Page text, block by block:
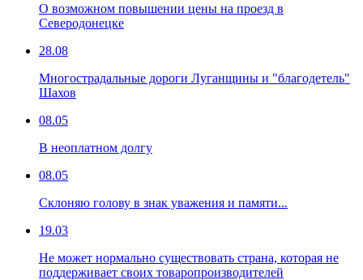
О возможном повышении цены на проезд в
Северодонецке
28.08
Многострадальные дороги Луганщины и "благодетель"
Шахов
08.05
В неоплатном долгу
08.05
Склоняю голову в знак уважения и памяти...
19.03
Не может нормально существовать страна, которая не
поддерживает своих товаропроизводителей